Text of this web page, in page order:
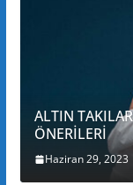
ALTIN
ÖNERİLERİ
Haziran 29, 2023